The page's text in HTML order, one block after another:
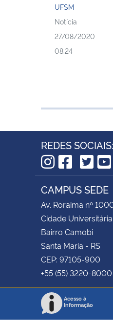
UFSM
Notícia
27/08/2020
08:24
REDES SOCIAIS:
Instagram
CAMPUS SEDE
Av. Roraima nº
Cidade Universitária
Bairro Camobi
Santa Maria - RS
CEP: 97105-900
+55 (55) 3220-8000
Acesso à
Informação